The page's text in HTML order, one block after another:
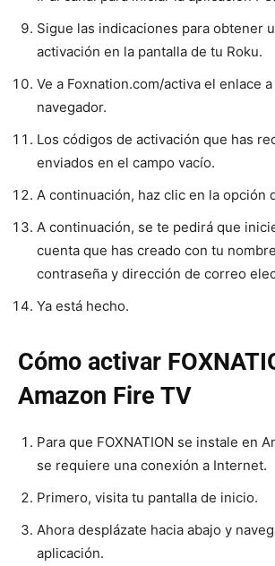
Sigue las indicaciones para obtener
activación en la pantalla de tu Roku.
Ve a Foxnation.com/activa el enlace
navegador.
Los códigos de activación que has
enviados en el campo vacío.
A continuación, haz clic en la opción
A continuación, se te pedirá que
cuenta que has creado con tu
contraseña y dirección de correo
Ya está hecho.
Cómo activar
Amazon Fire TV
Para que FOXNATION se instale en
se requiere una conexión a Internet.
Primero, visita tu pantalla de inicio.
Ahora desplázate hacia abajo y
aplicación.